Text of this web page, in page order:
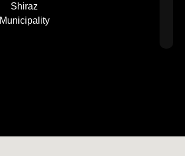
Shiraz
Municipality